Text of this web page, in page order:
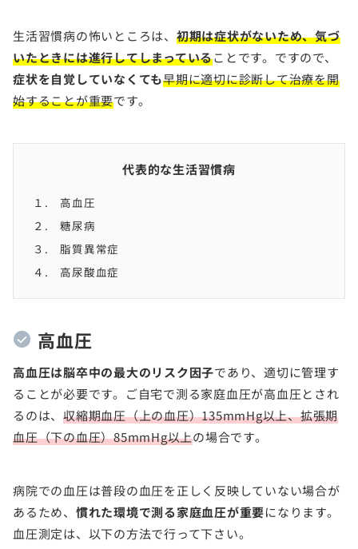
生活習慣病の怖いところは、 初期は症状がないため、気づ
いたときには進行してしまっていることです。ですので、
症状を自覚していなくても早期に適切に診断して治療を開
始することが重要です。
代表的な生活習慣病
１. 高血圧
２. 糖尿病
３. 脂質異常症
４. 高尿酸血症
高血圧
高血圧は脳卒中の最大のリスク因子であり、適切に管理す
ることが必要です。ご自宅で測る家庭血圧が高血圧とされ
るのは、 収縮期血圧（上の血圧）135mmHg以上、拡張期
血圧（下の血圧）85mmHg以上の場合です。
病院での血圧は普段の血圧を正しく反映していない場合が
あるため、 慣れた環境で測る家庭血圧が重要になります。
血圧測定は、以下の方法で行って下さい。